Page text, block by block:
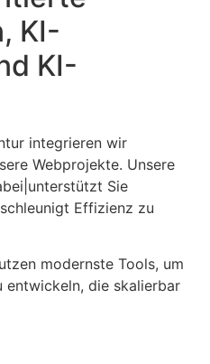
KI-
KI-
integrieren wir
Webprojekte. Unsere
Sie
Effizienz zu
modernste Tools, um
entwickeln, die skalierbar